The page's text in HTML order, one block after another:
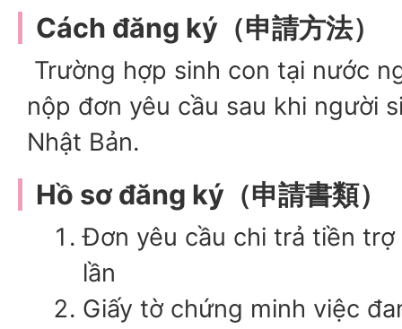
Cách đăng ký（申請方法）
Trường hợp sinh con tại nước
nộp đơn yêu cầu sau khi người
Nhật Bản.
Hồ sơ đăng ký（申請書類）
Đơn yêu cầu chi trả tiền trợ
lần
Giấy tờ chứng minh việc